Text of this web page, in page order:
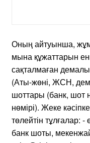
Оның айтуынша,
мына құжаттарын
сақталмаған
(Аты-жөні, ЖСН,
шоттары (банк, шот
нөмірі). Жеке
төлейтін тұлғалар:
банк шоты,